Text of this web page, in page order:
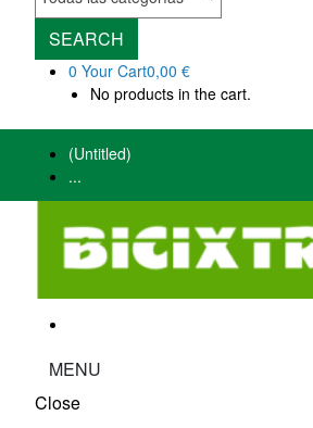
SEARCH
0 Your Cart0,00 €
No products in the cart.
(Untitled)
...
MENU
Close